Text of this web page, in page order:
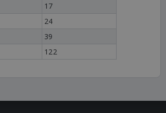
17
24
39
122